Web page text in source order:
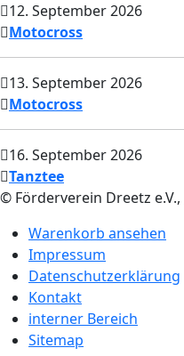
12. September 2026
Motocross
13. September 2026
Motocross
16. September 2026
Tanztee
© Förderverein Dreetz e.V.,
Warenkorb ansehen
Impressum
Datenschutzerklärung
Kontakt
interner Bereich
Sitemap